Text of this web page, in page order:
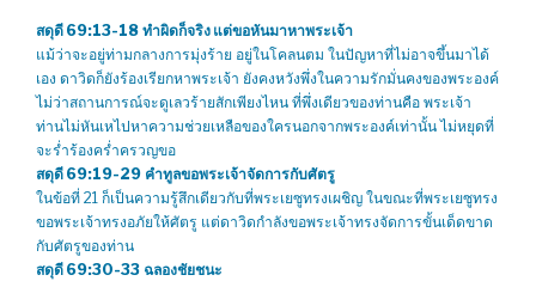
สดุดี 69:13-18 ทำผิดก็จริง แต่ขอหันมาหาพระเจ้า
แม้ว่าจะอยู่ท่ามกลางการมุ่งร้าย อยู่ในโคลนตม ในปัญหาที่ไม่อาจขึ้นมาได้
เอง ดาวิดก็ยังร้องเรียกหาพระเจ้า ยังคงหวังพึ่งในความรักมั่นคงของพระองค์
ไม่ว่าสถานการณ์จะดูเลวร้ายสักเพียงไหน ที่พึ่งเดียวของท่านคือ พระเจ้า
ท่านไม่หันเหไปหาความช่วยเหลือของใครนอกจากพระองค์เท่านั้น ไม่หยุดที่
จะร่ำร้องคร่ำครวญขอ
สดุดี 69:19-29 คำทูลขอพระเจ้าจัดการกับศัตรู
ในข้อที่ 21 ก็เป็นความรู้สึกเดียวกับที่พระเยซูทรงเผชิญ ในขณะที่พระเยซูทรง
ขอพระเจ้าทรงอภัยให้ศัตรู แต่ดาวิดกำลังขอพระเจ้าทรงจัดการขั้นเด็ดขาด
กับศัตรูของท่าน
สดุดี 69:30-33 ฉลองชัยชนะ